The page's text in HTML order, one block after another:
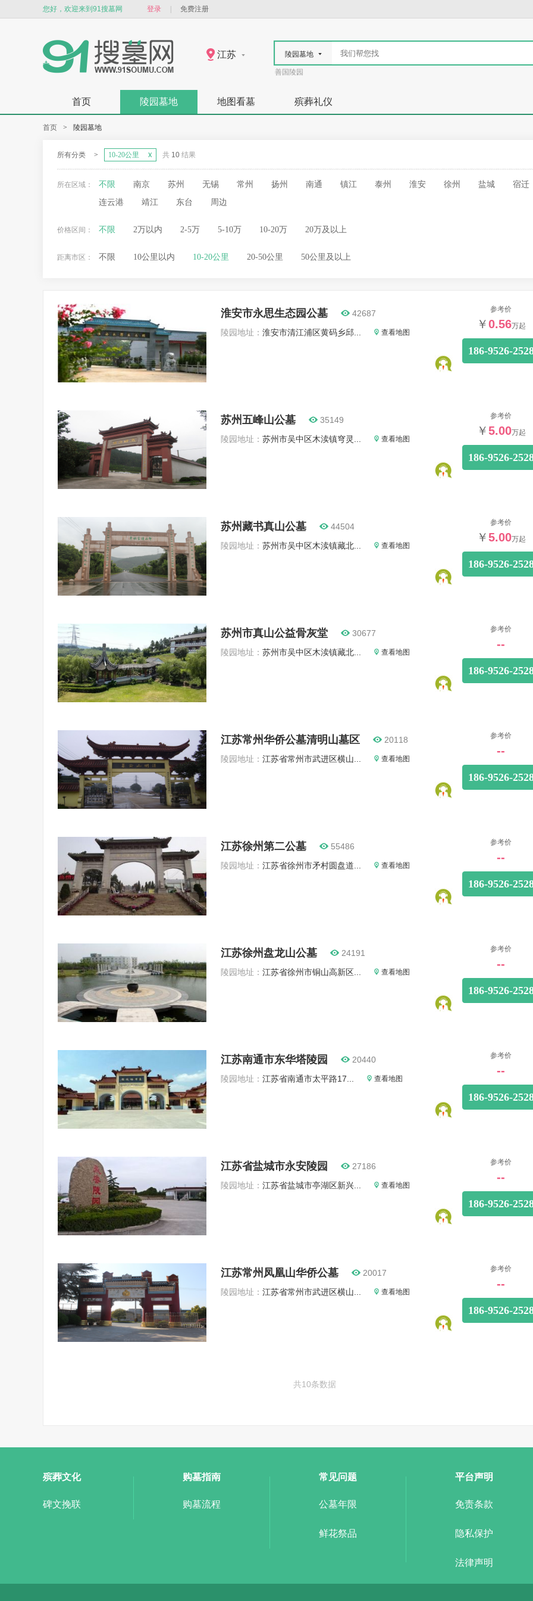
您好，欢迎来到91搜墓网 登录 免费注册
江苏 陵园墓地
善国陵园
首页 陵园墓地 地图看墓 殡葬礼仪
首页 > 陵园墓地
所有分类 > 10-20公里 共 10 结果
所在区域： 不限 南京 苏州 无锡 常州 扬州 南通 镇江 泰州 淮安 徐州 盐城
宿迁
连云港
靖江 东台 周边
价格区间： 不限 2万以内 2-5万 5-10万 10-20万 20万及以上
距离市区： 不限 10公里以内 10-20公里 20-50公里 50公里及以上
淮安市永思生态园公墓
42687
陵园地址： 淮安市清江浦区黄码乡邱... 查看地图
参考价
￥0.56万起
186-9526-
苏州五峰山公墓
35149
陵园地址： 苏州市吴中区木渎镇穹灵... 查看地图
参考价
￥5.00万起
186-9526-
苏州藏书真山公墓
44504
陵园地址： 苏州市吴中区木渎镇藏北... 查看地图
参考价
￥5.00万起
186-9526-
苏州市真山公益骨灰堂
30677
陵园地址： 苏州市吴中区木渎镇藏北... 查看地图
参考价
--
186-9526-
江苏常州华侨公墓清明山墓区
20118
陵园地址： 江苏省常州市武进区横山... 查看地图
参考价
--
186-9526-
江苏徐州第二公墓
55486
陵园地址： 江苏省徐州市矛村圆盘道... 查看地图
参考价
--
186-9526-
江苏徐州盘龙山公墓
24191
陵园地址： 江苏省徐州市铜山高新区... 查看地图
参考价
--
186-9526-
江苏南通市东华塔陵园
20440
陵园地址： 江苏省南通市太平路17... 查看地图
参考价
--
186-9526-
江苏省盐城市永安陵园
27186
陵园地址： 江苏省盐城市亭湖区新兴... 查看地图
参考价
--
186-9526-
江苏常州凤凰山华侨公墓
20017
陵园地址： 江苏省常州市武进区横山... 查看地图
参考价
--
186-9526-
共10条数据
殡葬文化
碑文挽联
购墓指南
购墓流程
常见问题
公墓年限
鲜花祭品
平台声明
免责条款
隐私保护
法律声明